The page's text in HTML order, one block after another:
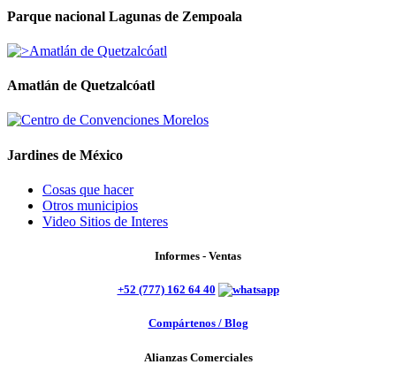
Parque nacional Lagunas de Zempoala
Amatlán de Quetzalcóatl
Jardines de México
Cosas que hacer
Otros municipios
Video Sitios de Interes
Informes - Ventas
+52 (777) 162 64 40
Compártenos / Blog
Alianzas Comerciales